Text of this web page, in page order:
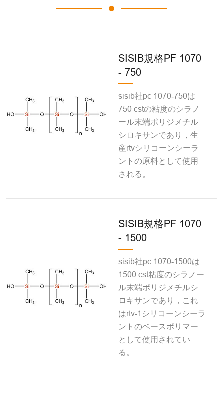
SISIB規格PF 1070
- 750
sisib社pc 1070‐750は
750 cstの粘度のシラノ
ール末端ポリジメチル
シロキサンであり，生
産rtvシリコーンシーラ
ントの原料として使用
される。
SISIB規格PF 1070
- 1500
sisib社pc 1070‐1500は
1500 cst粘度のシラノー
ル末端ポリジメチルシ
ロキサンであり，これ
はrtv‐1シリコーンシーラ
ントのベースポリマー
として使用されてい
る。